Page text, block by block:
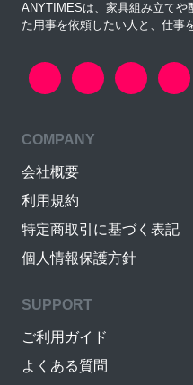
ANYTIMESは、家具組み立てや
た用事を依頼したい人と、仕事
COMPANY
会社概要
利用規約
特定商取引に基づく表記
個人情報保護方針
SUPPORT
ご利用ガイド
よくある質問